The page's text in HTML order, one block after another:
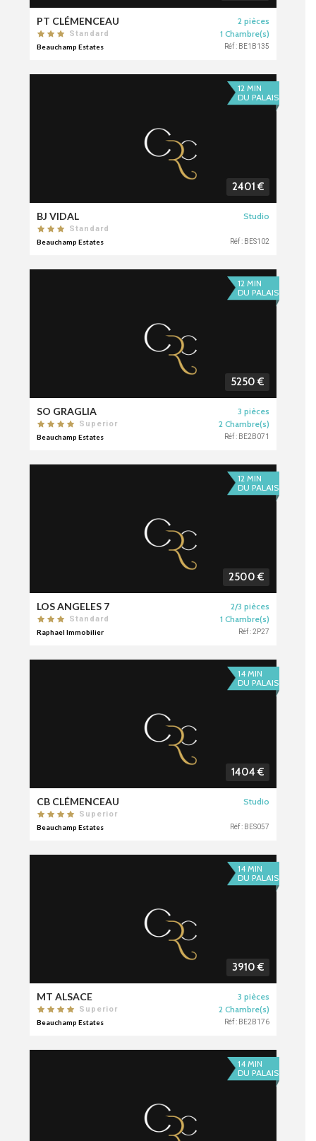
PT CLÉMENCEAU 2 pièces
Standard 1 Chambre(s)
Beauchamp Estates Réf : BE1B135
12 MIN
DU PALAIS
2401 €
BJ VIDAL Studio
Standard
Beauchamp Estates Réf : BES102
12 MIN
DU PALAIS
5250 €
SO GRAGLIA 3 pièces
Superior 2 Chambre(s)
Beauchamp Estates Réf : BE2B071
12 MIN
DU PALAIS
2500 €
LOS ANGELES 7 2/3 pièces
Standard 1 Chambre(s)
Raphael Immobilier Réf : 2P27
14 MIN
DU PALAIS
1404 €
CB CLÉMENCEAU Studio
Superior
Beauchamp Estates Réf : BES057
14 MIN
DU PALAIS
3910 €
MT ALSACE 3 pièces
Superior 2 Chambre(s)
Beauchamp Estates Réf : BE2B176
14 MIN
DU PALAIS